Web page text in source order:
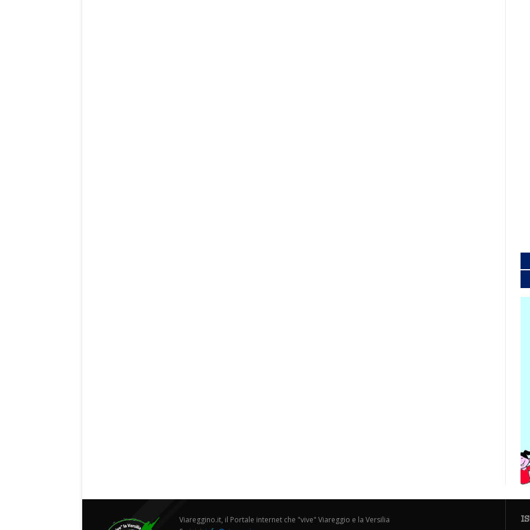
Viareggino.it, il Portale internet che "vive" Viareggio e la Versilia